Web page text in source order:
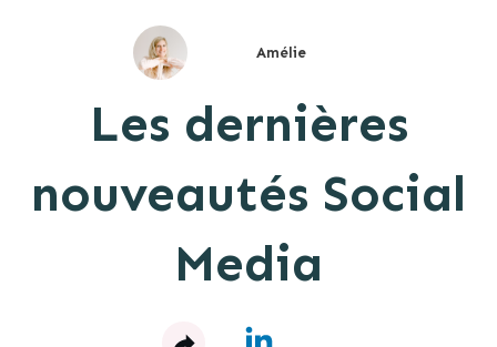
Amélie
Les dernières
nouveautés Social
Media